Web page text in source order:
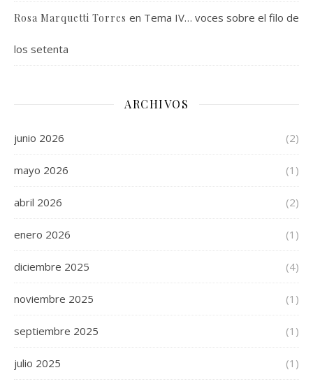
Rosa Marquetti Torres en Tema IV… voces sobre el filo de
los setenta
ARCHIVOS
junio 2026 (2)
mayo 2026 (1)
abril 2026 (2)
enero 2026 (1)
diciembre 2025 (4)
noviembre 2025 (1)
septiembre 2025 (1)
julio 2025 (1)